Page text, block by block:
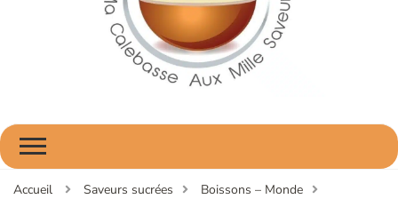
Ma Calebasse Aux
Mille Saveurs
Accueil Saveurs sucrées
Boissons – Monde